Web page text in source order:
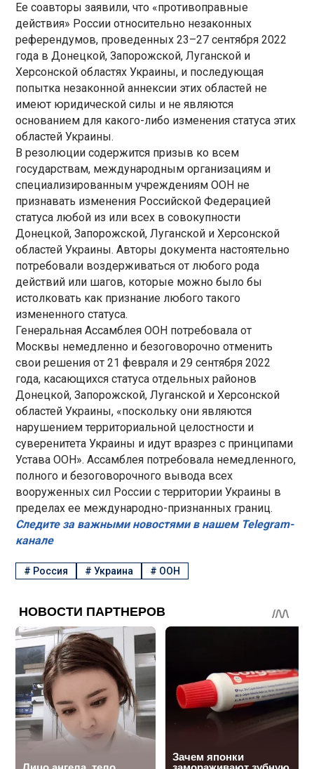
Ее соавторы заявили, что «противоправные
действия» России относительно незаконных
референдумов, проведенных 23–27 сентября 2022
года в Донецкой, Запорожской, Луганской и
Херсонской областях Украины, и последующая
попытка незаконной аннексии этих областей не
имеют юридической силы и не являются
основанием для какого-либо изменения статуса этих
областей Украины.
В резолюции содержится призыв ко всем
государствам, международным организациям и
специализированным учреждениям ООН не
признавать изменения Российской Федерацией
статуса любой из или всех в совокупности
Донецкой, Запорожской, Луганской и Херсонской
областей Украины. Авторы документа настоятельно
потребовали воздерживаться от любого рода
действий или шагов, которые можно было бы
истолковать как признание любого такого
измененного статуса.
Генеральная Ассамблея ООН потребовала от
Москвы немедленно и безоговорочно отменить
свои решения от 21 февраля и 29 сентября 2022
года, касающихся статуса отдельных районов
Донецкой, Запорожской, Луганской и Херсонской
областей Украины, «поскольку они являются
нарушением территориальной целостности и
суверенитета Украины и идут вразрез с принципами
Устава ООН». Ассамблея потребовала немедленного,
полного и безоговорочного вывода всех
вооруженных сил России с территории Украины в
пределах ее международно-признанных границ.
Следите за важными новостями в нашем Telegram-
канале
# Россия #Украина # ООН